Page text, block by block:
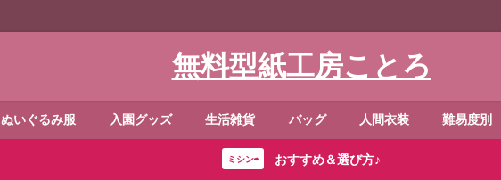
無料型紙工房ことろ
ぬいぐるみ服 入園グッズ 生活雑貨 バッグ 人間衣装 難易度別
ミシン⇨ おすすめ＆選び方♪